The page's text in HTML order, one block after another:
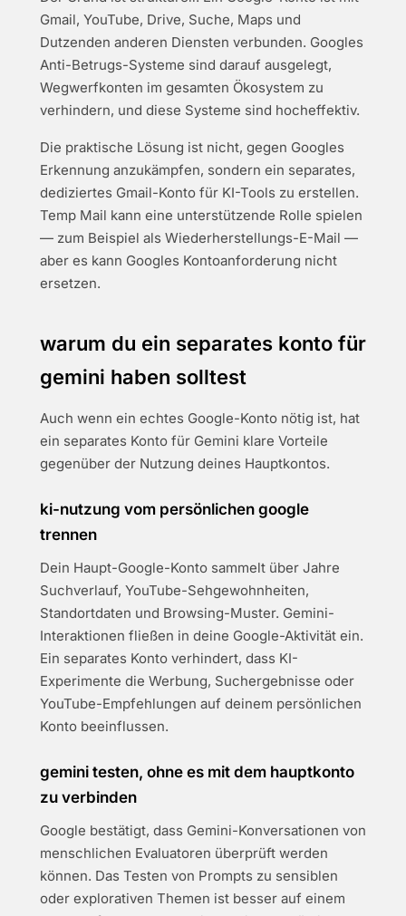
Gmail, YouTube, Drive, Suche, Maps und
Dutzenden anderen Diensten verbunden. Googles
Anti-Betrugs-Systeme sind darauf ausgelegt,
Wegwerfkonten im gesamten Ökosystem zu
verhindern, und diese Systeme sind hocheffektiv.
Die praktische Lösung ist nicht, gegen Googles
Erkennung anzukämpfen, sondern ein separates,
dediziertes Gmail-Konto für KI-Tools zu erstellen.
Temp Mail kann eine unterstützende Rolle spielen
— zum Beispiel als Wiederherstellungs-E-Mail —
aber es kann Googles Kontoanforderung nicht
ersetzen.
warum du ein separates konto für
gemini haben solltest
Auch wenn ein echtes Google-Konto nötig ist, hat
ein separates Konto für Gemini klare Vorteile
gegenüber der Nutzung deines Hauptkontos.
ki-nutzung vom persönlichen google
trennen
Dein Haupt-Google-Konto sammelt über Jahre
Suchverlauf, YouTube-Sehgewohnheiten,
Standortdaten und Browsing-Muster. Gemini-
Interaktionen fließen in deine Google-Aktivität ein.
Ein separates Konto verhindert, dass KI-
Experimente die Werbung, Suchergebnisse oder
YouTube-Empfehlungen auf deinem persönlichen
Konto beeinflussen.
gemini testen, ohne es mit dem hauptkonto
zu verbinden
Google bestätigt, dass Gemini-Konversationen von
menschlichen Evaluatoren überprüft werden
können. Das Testen von Prompts zu sensiblen
oder explorativen Themen ist besser auf einem